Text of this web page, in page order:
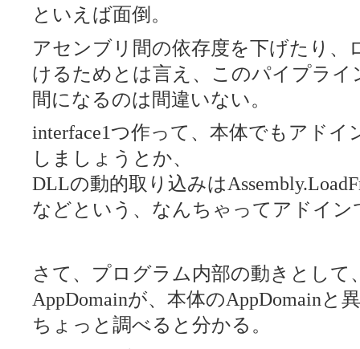
といえば面倒。
アセンブリ間の依存度を下げたり、
けるためとは言え、このパイプラ
間になるのは間違いない。
interface1つ作って、本体でもアド
しましょうとか、
DLLの動的取り込みは
などという、なんちゃってアドイ
さて、プログラム内部の動きとして
AppDomainが、本体のAppDomain
ちょっと調べると分かる。